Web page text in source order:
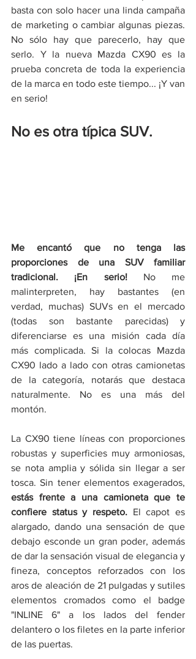
basta con solo hacer una linda campaña
de marketing o cambiar algunas piezas.
No sólo hay que parecerlo, hay que
serlo. Y la nueva Mazda CX90 es la
prueba concreta de toda la experiencia
de la marca en todo este tiempo... ¡Y van
en serio!
No es otra típica SUV.
Me encantó que no tenga las
proporciones de una SUV familiar
tradicional. ¡En serio! No me
malinterpreten, hay bastantes (en
verdad, muchas) SUVs en el mercado
(todas son bastante parecidas) y
diferenciarse es una misión cada día
más complicada. Si la colocas Mazda
CX90 lado a lado con otras camionetas
de la categoría, notarás que destaca
naturalmente. No es una más del
montón.
La CX90 tiene líneas con proporciones
robustas y superficies muy armoniosas,
se nota amplia y sólida sin llegar a ser
estás frente a una camioneta que te
confiere status y respeto. El capot es
alargado, dando una sensación de que
debajo esconde un gran poder, además
de dar la sensación visual de elegancia y
fineza, conceptos reforzados con los
aros de aleación de 21 pulgadas y sutiles
elementos cromados como el badge
"INLINE 6" a los lados del fender
delantero o los filetes en la parte inferior
de las puertas.